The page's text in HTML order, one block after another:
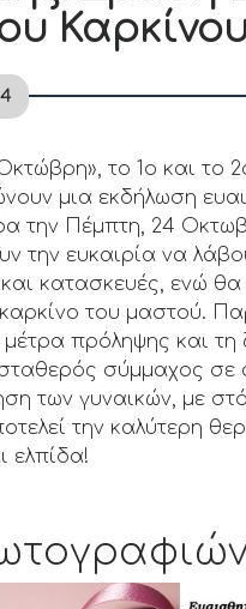
το 1ο και
μια εκδήλωση
την Πέμπτη, 24
την ευκαιρία να
κατασκευές, ενώ
του μαστού.
μέτρα πρόληψης και
σύμμαχος σε
των γυναικών, με
την καλύτερη
ελπίδα!